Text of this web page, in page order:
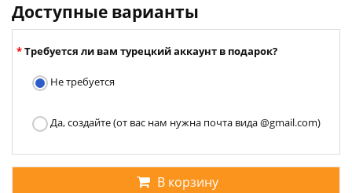
Доступные варианты
Требуется ли вам турецкий аккаунт в подарок?
Не требуется
Да, создайте (от вас нам нужна почта вида @gmail.com)
В корзину